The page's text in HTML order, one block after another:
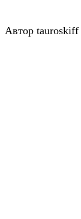
Автор tauroskiff